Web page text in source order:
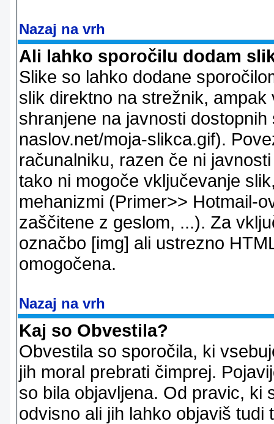
Nazaj na vrh
Ali lahko sporočilu dodam
Slike so lahko dodane
slik direktno na strežnik,
shranjene na javnosti
naslov.net/moja-slikca.gif).
računalniku, razen če ni
tako ni mogoče vključevanje
mehanizmi (Primer>> Hotmail-
zaščitene z geslom, ...). Za
označbo [img] ali ustrezno
omogočena.
Nazaj na vrh
Kaj so Obvestila?
Obvestila so sporočila, ki
jih moral prebrati čimprej.
so bila objavljena. Od pravic, ki
odvisno ali jih lahko objaviš